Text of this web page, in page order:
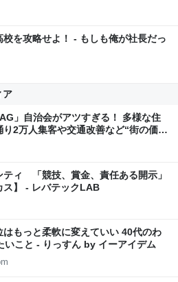
校を攻略せよ！ - もしも俺が社長だっ
ア
」自治会がアツすぎる！ 多様な住
2万人集客や交通改善など“街の価値
ィ 「競技、賞金、責任ある開示」
ス】 - レバテックLAB
もっと柔軟に変えていい 40代のわ
いこと - りっすん by イーアイデム